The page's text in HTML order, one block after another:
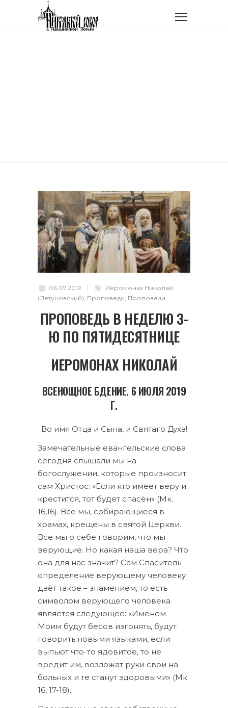
06.07.2019
Иеромонах Николай
(Летуновский), Проповеди, Проповеди
ПРОПОВЕДЬ В НЕДЕЛЮ 3-
Ю ПО ПЯТИДЕСЯТНИЦЕ
ИЕРОМОНАХ НИКОЛАЙ
ВСЕНОЩНОЕ БДЕНИЕ. 6 ИЮЛЯ 2019
Г.
Во имя Отца и Сына, и Святаго Духа!
Замечательные евангельские слова
сегодня слышали мы на
богослужении, которые произносит
сам Христос: «Если кто имеет веру и
крестится, тот будет спасён» (Мк.
16,16). Все мы, собирающиеся в
храмах, крещены в святой Церкви.
Все мы о себе говорим, что мы
верующие. Но какая наша вера? Что
она для нас значит? Сам Спаситель
определение верующему человеку
даёт такое – знамением, то есть
символом верующего человека
является следующее: «Именем
Моим будут бесов изгонять, будут
говорить новыми языками, если
выпьют что-то ядовитое, то не
вредит им, возложат руки свои на
больных и те станут здоровыми» (Мк.
16, 17-18).